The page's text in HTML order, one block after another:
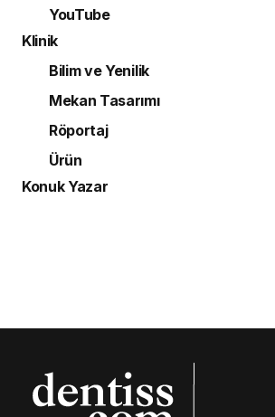
YouTube
Klinik
Bilim ve Yenilik
Mekan Tasarımı
Röportaj
Ürün
Konuk Yazar